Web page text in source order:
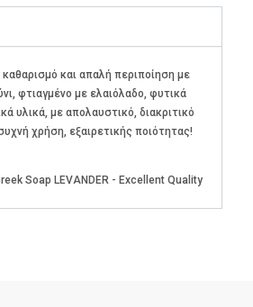
και απαλή περιποίηση με
φτιαγμένο με ελαιόλαδο, φυτικά
υλικά, με απολαυστικό, διακριτικό
χρήση, εξαιρετικής ποιότητας!
Soap LEVANDER - Excellent Quality